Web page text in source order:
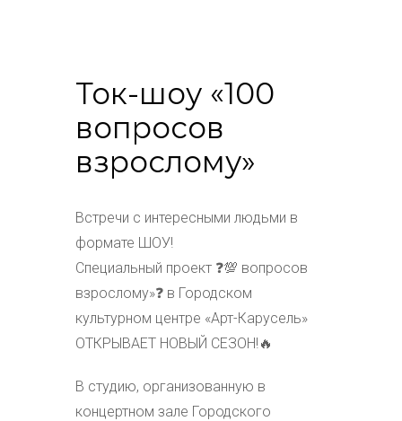
Ток-шоу «100
вопросов
взрослому»
Встречи с интересными людьми в
формате ШОУ!
Специальный проект ❓💯 вопросов
взрослому»❓ в Городском
культурном центре «Арт-Карусель»
ОТКРЫВАЕТ НОВЫЙ СЕЗОН!🔥
В студию, организованную в
концертном зале Городского